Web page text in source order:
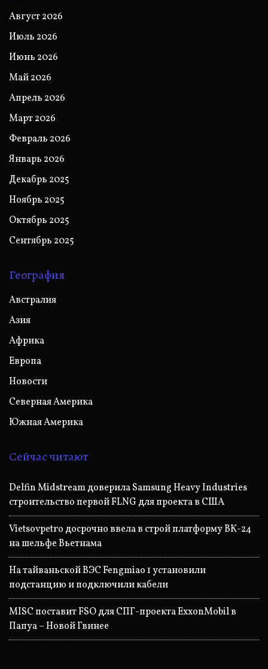
Август 2026
Июль 2026
Июнь 2026
Май 2026
Апрель 2026
Март 2026
Февраль 2026
Январь 2026
Декабрь 2025
Ноябрь 2025
Октябрь 2025
Сентябрь 2025
География
Австралия
Азия
Африка
Европа
Новости
Северная Америка
Южная Америка
Сейчас читают
Delfin Midstream доверила Samsung Heavy Industries
строительство первой FLNG для проекта в США
Vietsovpetro досрочно ввела в строй платформу ВК-24
на шельфе Вьетнама
На тайваньской ВЭС Fengmiao 1 установили
подстанцию и подключили кабели
MISC поставит FSO для СПГ-проекта ExxonMobil в
Папуа – Новой Гвинее